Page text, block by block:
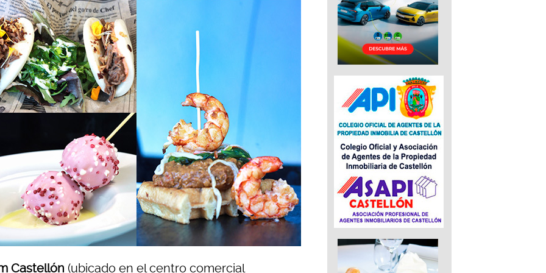
Castellón (ubicado en el centro comercial